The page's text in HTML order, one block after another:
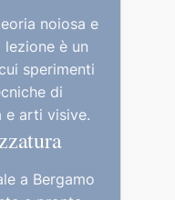
noiosa e
lezione è un
sperimenti
di
e arti visive.
a Bergamo